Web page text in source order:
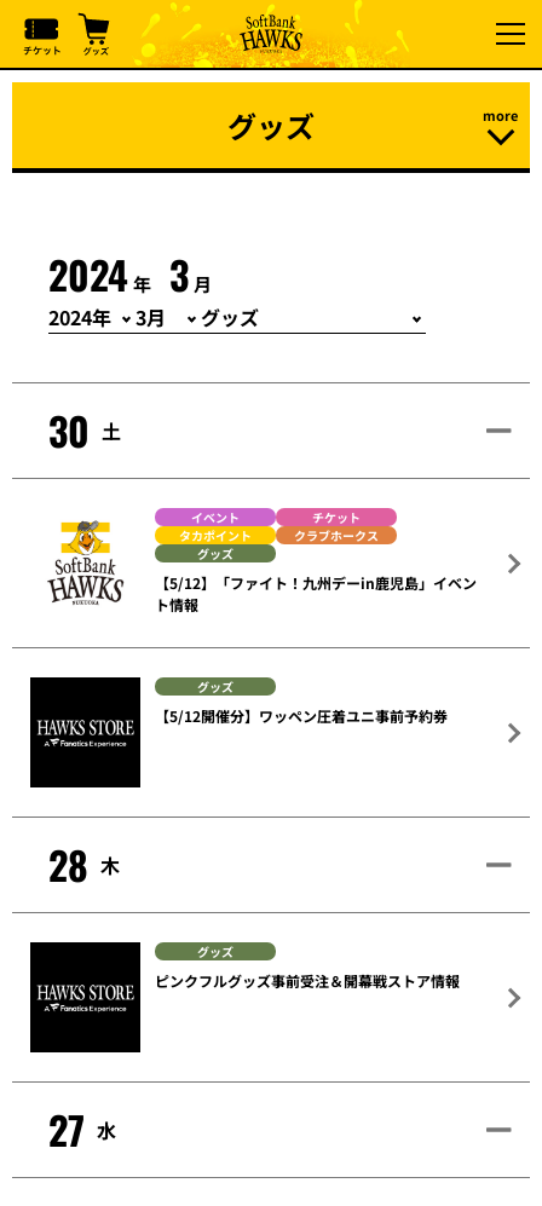
グッズ
2024年 3 月
30 土
イベント
チケット
タカポイント
クラブホークス
グッズ
【5/12】「ファイト！九州デーin鹿児島」イベン
ト情報
グッズ
【5/12開催分】ワッペン圧着ユニ事前予約券
28 木
グッズ
ピンクフルグッズ事前受注＆開幕戦ストア情報
27 水